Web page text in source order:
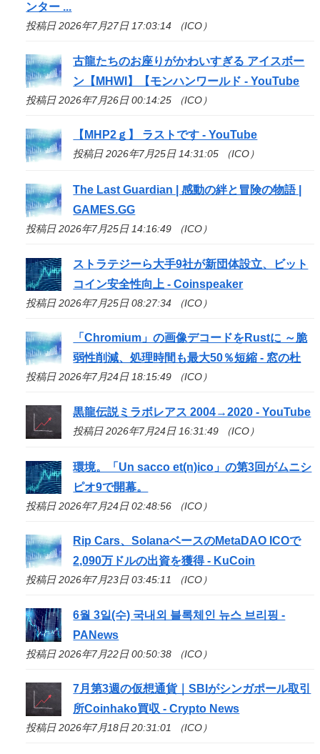
ンター ...
投稿日 2026年7月27日 17:03:14 （ICO）
古龍たちのお座りがかわいすぎる アイスボー
ン【MHWI】【モンハンワールド - YouTube
投稿日 2026年7月26日 00:14:25 （ICO）
【MHP2ｇ】 ラストです - YouTube
投稿日 2026年7月25日 14:31:05 （ICO）
The Last Guardian | 感動の絆と冒険の物語 |
GAMES.GG
投稿日 2026年7月25日 14:16:49 （ICO）
ストラテジーら大手9社が新団体設立、ビット
コイン安全性向上 - Coinspeaker
投稿日 2026年7月25日 08:27:34 （ICO）
「Chromium」の画像デコードをRustに ～脆
弱性削減、処理時間も最大50％短縮 - 窓の杜
投稿日 2026年7月24日 18:15:49 （ICO）
黒龍伝説ミラボレアス 2004→2020 - YouTube
投稿日 2026年7月24日 16:31:49 （ICO）
環境。「Un sacco et(n)ico 」の第3回がムニシ
ピオ9で開幕。
投稿日 2026年7月24日 02:48:56 （ICO）
Rip Cars、SolanaベースのMetaDAO ICOで
2,090万ドルの出資を獲得 - KuCoin
投稿日 2026年7月23日 03:45:11 （ICO）
6월 3일(수) 국내외 블록체인 뉴스 브리핑 -
PANews
投稿日 2026年7月22日 00:50:38 （ICO）
7月第3週の仮想通貨｜SBIがシンガポール取引
所Coinhako買収 - Crypto News
投稿日 2026年7月18日 20:31:01 （ICO）